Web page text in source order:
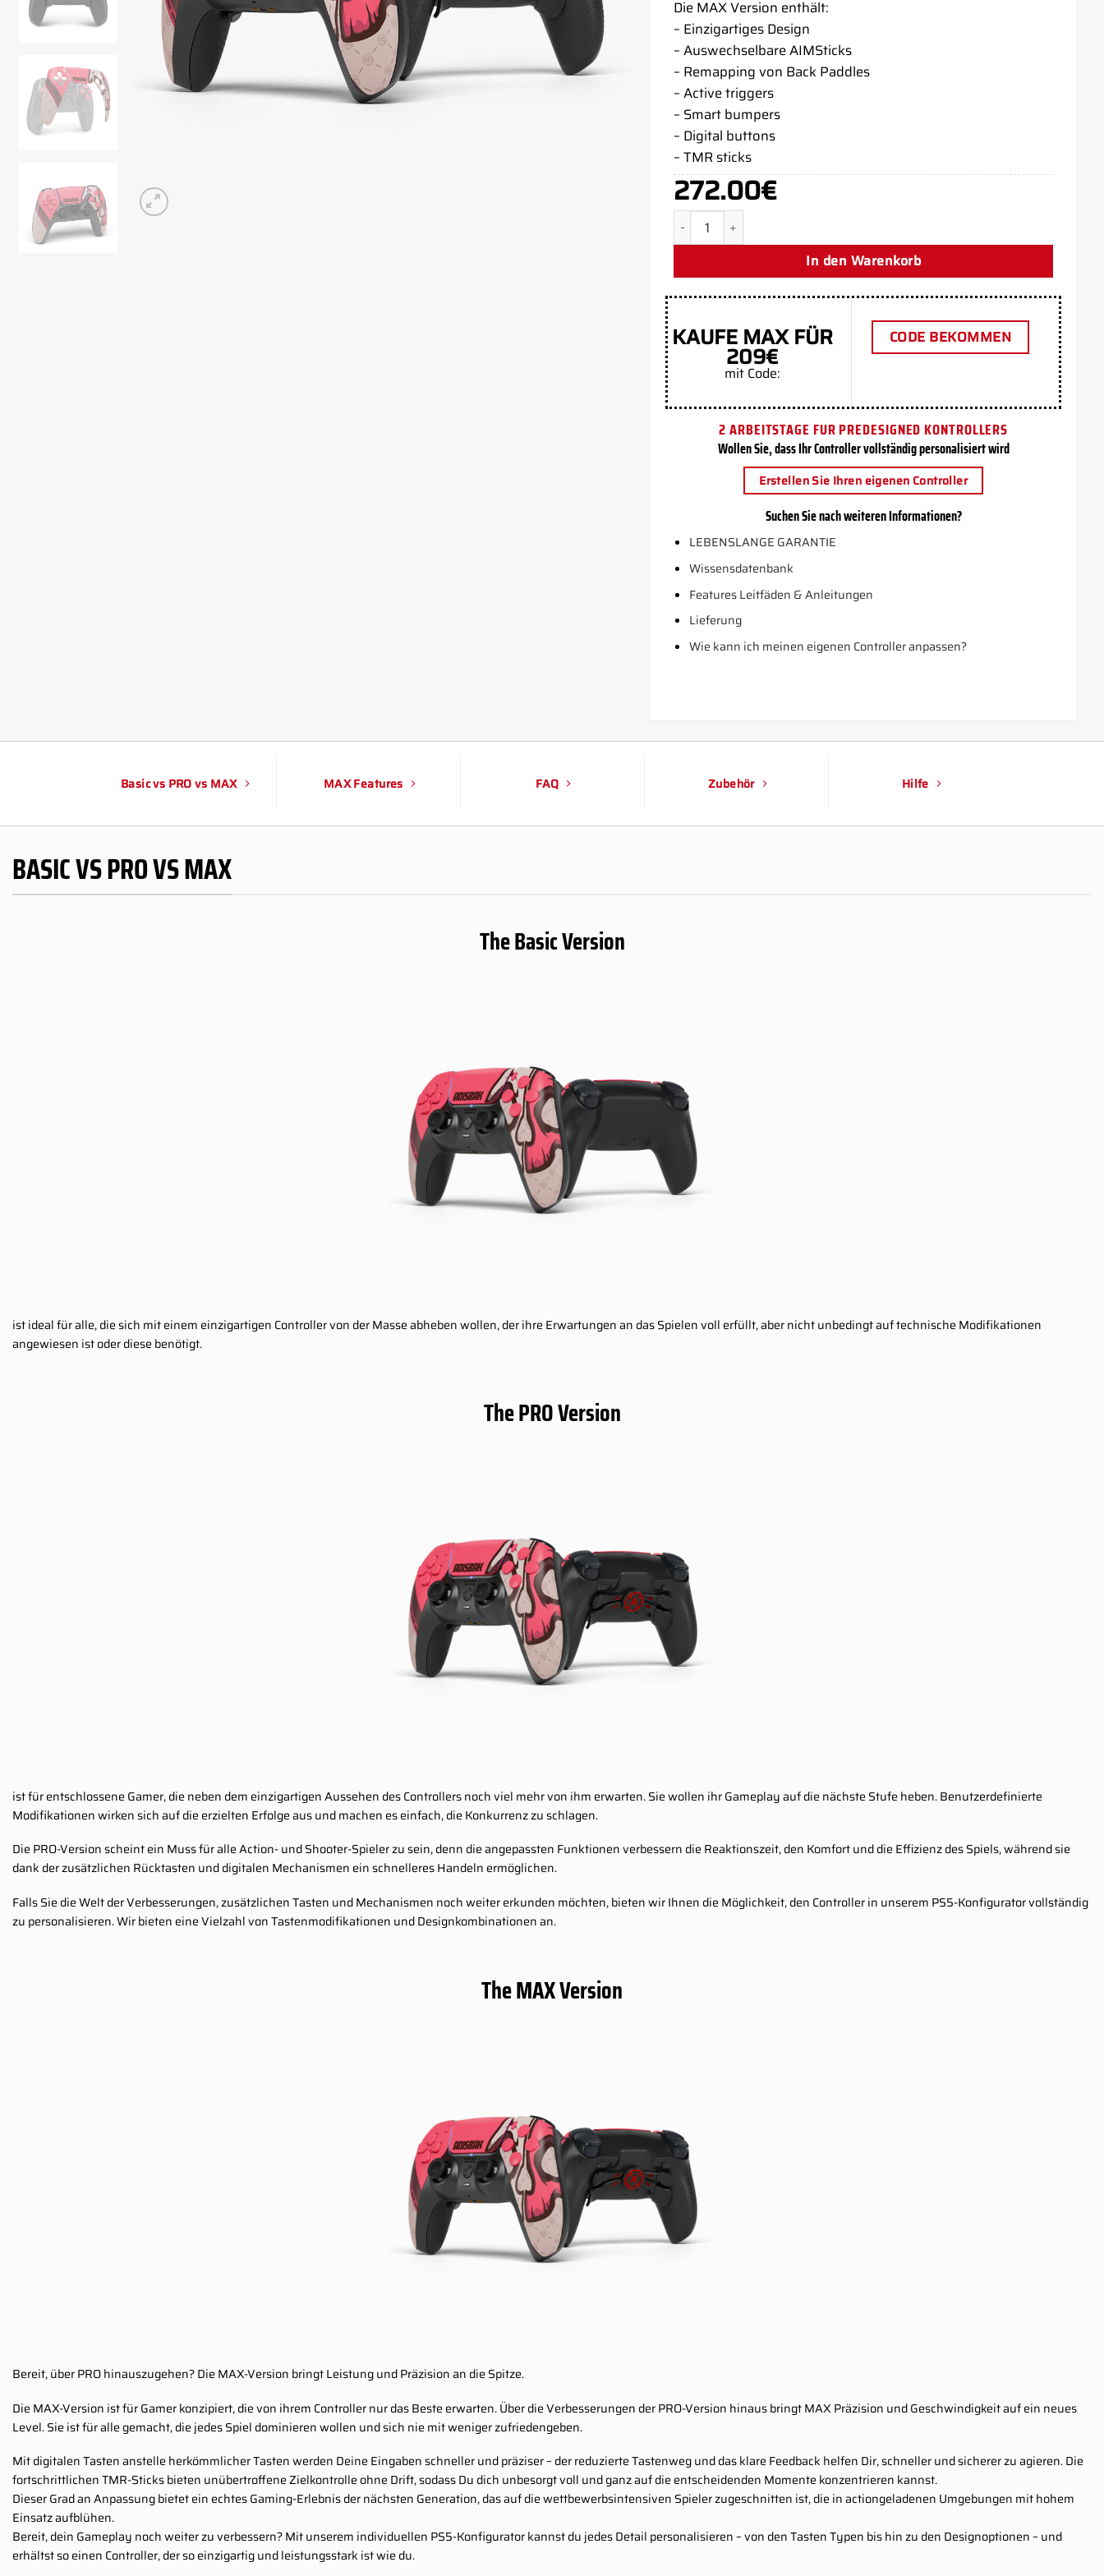
Die MAX Version enthält:
– Einzigartiges Design
– Auswechselbare AIMSticks
– Remapping von Back Paddles
– Active triggers
– Smart bumpers
– Digital buttons
– TMR sticks
272.00€
Adisbak Limited PS5 Aim Controller Menge
In den Warenkorb
KAUFE MAX FÜR
209€
mit Code:
CODE BEKOMMEN
2 ARBEITSTAGE FUR PREDESIGNED KONTROLLERS
Wollen Sie, dass Ihr Controller vollständig personalisiert wird
Erstellen Sie Ihren eigenen Controller
Suchen Sie nach weiteren Informationen?
LEBENSLANGE GARANTIE
Wissensdatenbank
Features Leitfäden & Anleitungen
Lieferung
Wie kann ich meinen eigenen Controller anpassen?
Basic vs PRO vs MAX MAX Features FAQ Zubehör Hilfe
BASIC VS PRO VS MAX
The Basic Version
ist ideal für alle, die sich mit einem einzigartigen Controller von der Masse abheben wollen, der ihre Erwartungen an das Spielen voll erfüllt, aber nicht unbedingt auf technische Modifikationen
angewiesen ist oder diese benötigt.
The PRO Version
ist für entschlossene Gamer, die neben dem einzigartigen Aussehen des Controllers noch viel mehr von ihm erwarten. Sie wollen ihr Gameplay auf die nächste Stufe heben. Benutzerdefinierte
Modifikationen wirken sich auf die erzielten Erfolge aus und machen es einfach, die Konkurrenz zu schlagen.
Die PRO-Version scheint ein Muss für alle Action- und Shooter-Spieler zu sein, denn die angepassten Funktionen verbessern die Reaktionszeit, den Komfort und die Effizienz des Spiels, während sie
dank der zusätzlichen Rücktasten und digitalen Mechanismen ein schnelleres Handeln ermöglichen.
Falls Sie die Welt der Verbesserungen, zusätzlichen Tasten und Mechanismen noch weiter erkunden möchten, bieten wir Ihnen die Möglichkeit, den Controller in unserem PS5-Konfigurator vollständig
zu personalisieren. Wir bieten eine Vielzahl von Tastenmodifikationen und Designkombinationen an.
The MAX Version
Bereit, über PRO hinauszugehen? Die MAX-Version bringt Leistung und Präzision an die Spitze.
Die MAX-Version ist für Gamer konzipiert, die von ihrem Controller nur das Beste erwarten. Über die Verbesserungen der PRO-Version hinaus bringt MAX Präzision und Geschwindigkeit auf ein neues
Level. Sie ist für alle gemacht, die jedes Spiel dominieren wollen und sich nie mit weniger zufriedengeben.
Mit digitalen Tasten anstelle herkömmlicher Tasten werden Deine Eingaben schneller und präziser – der reduzierte Tastenweg und das klare Feedback helfen Dir, schneller und sicherer zu agieren. Die
fortschrittlichen TMR-Sticks bieten unübertroffene Zielkontrolle ohne Drift, sodass Du dich unbesorgt voll und ganz auf die entscheidenden Momente konzentrieren kannst.
Dieser Grad an Anpassung bietet ein echtes Gaming-Erlebnis der nächsten Generation, das auf die wettbewerbsintensiven Spieler zugeschnitten ist, die in actiongeladenen Umgebungen mit hohem
Einsatz aufblühen.
Bereit, dein Gameplay noch weiter zu verbessern? Mit unserem individuellen PS5-Konfigurator kannst du jedes Detail personalisieren – von den Tasten Typen bis hin zu den Designoptionen – und
erhältst so einen Controller, der so einzigartig und leistungsstark ist wie du.